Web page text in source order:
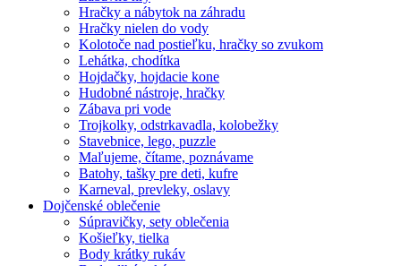
Hračky a nábytok na záhradu
Hračky nielen do vody
Kolotoče nad postieľku, hračky so zvukom
Lehátka, chodítka
Hojdačky, hojdacie kone
Hudobné nástroje, hračky
Zábava pri vode
Trojkolky, odstrkavadla, kolobežky
Stavebnice, lego, puzzle
Maľujeme, čítame, poznávame
Batohy, tašky pre deti, kufre
Karneval, prevleky, oslavy
Dojčenské oblečenie
Súpravičky, sety oblečenia
Košieľky, tielka
Body krátky rukáv